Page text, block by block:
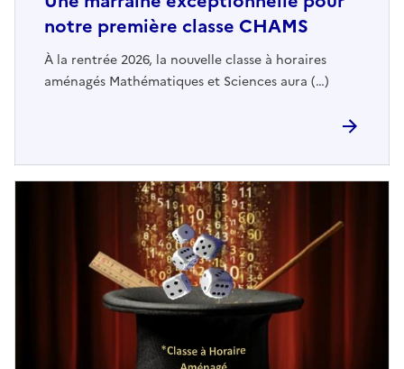
notre première classe CHAMS
À la rentrée 2026, la nouvelle classe à horaires
aménagés Mathématiques et Sciences aura (…)